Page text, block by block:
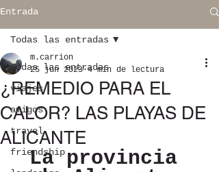
Entrada
Todas las entradas
viajes
amigos
travel
friendship
Todas las entradas
¿REMEDIO PARA EL
CALOR? LAS PLAYAS DE
ALICANTE
m.carrion
25 jun 2023 4 min de lectura
La provincia